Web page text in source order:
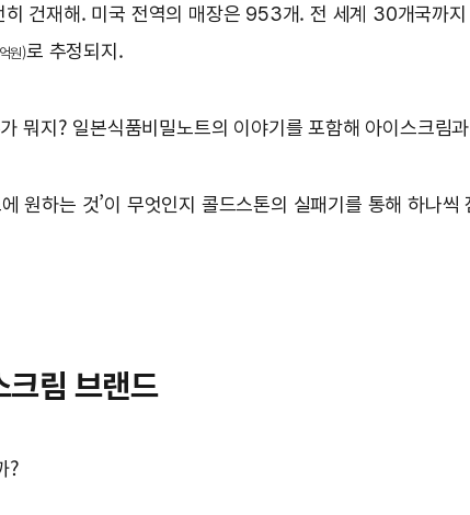
히 건재해. 미국 전역의 매장은 953개. 전 세계 30개국까
원)로 추정되지.
뭐지? 일본식품비밀노트의 이야기를 포함해 아이스크림
원하는 것’이 무엇인지 콜드스톤의 실패기를 통해 하나씩
크림 브랜드
?